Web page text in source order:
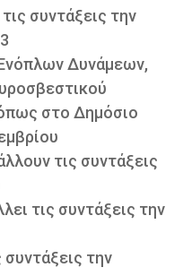
συντάξεις την
Δυνάμεων,
στο Δημόσιο
τις συντάξεις
τις συντάξεις την
την